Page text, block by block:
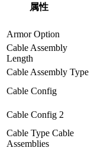
属性
Armor Option
Cable Assembly
Length
Cable Assembly Type
Cable Config
Cable Config 2
Cable Type Cable
Assemblies